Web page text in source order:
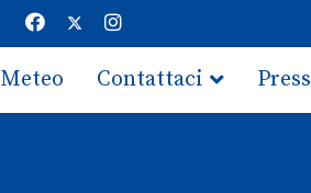
Meteo Contattaci Press